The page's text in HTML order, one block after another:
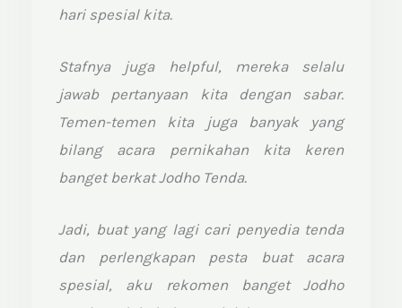
hari spesial kita.
Stafnya juga helpful, mereka selalu
jawab pertanyaan kita dengan sabar.
Temen-temen kita juga banyak yang
bilang acara pernikahan kita keren
banget berkat Jodho Tenda.
Jadi, buat yang lagi cari penyedia tenda
dan perlengkapan pesta buat acara
spesial, aku rekomen banget Jodho